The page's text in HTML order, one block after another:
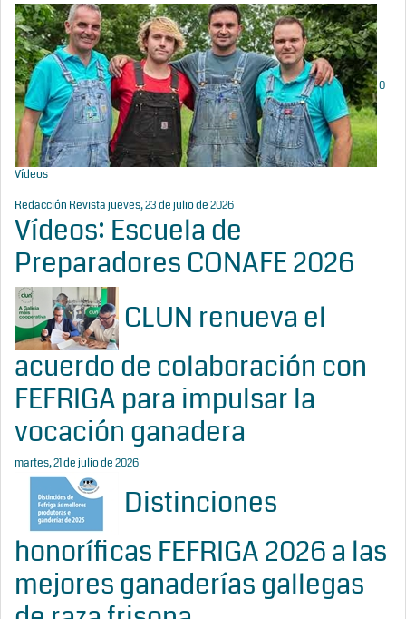
0
Vídeos
Redacción Revistajueves, 23 de julio de 2026
Vídeos: Escuela de
Preparadores CONAFE 2026
CLUN renueva el
acuerdo de colaboración con
FEFRIGA para impulsar la
vocación ganadera
martes, 21 de julio de 2026
Distinciones
honoríficas FEFRIGA 2026 a las
mejores ganaderías gallegas